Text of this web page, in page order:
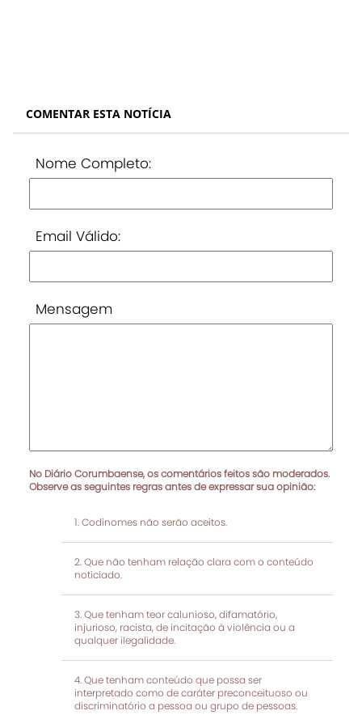
COMENTAR ESTA NOTÍCIA
Nome Completo:
Email Válido:
Mensagem
No Diário Corumbaense, os comentários feitos são moderados.
Observe as seguintes regras antes de expressar sua opinião:
Codinomes não serão aceitos.
Que não tenham relação clara com o conteúdo
noticiado.
Que tenham teor calunioso, difamatório,
injurioso, racista, de incitação à violência ou a
qualquer ilegalidade.
Que tenham conteúdo que possa ser
interpretado como de caráter preconceituoso ou
discriminatório a pessoa ou grupo de pessoas.